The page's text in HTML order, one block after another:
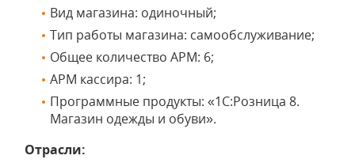
Вид магазина: одиночный;
Тип работы магазина: самообслуживание;
Общее количество АРМ: 6;
АРМ кассира: 1;
Программные продукты: «1С:Розница 8.
Магазин одежды и обуви».
Отрасли: